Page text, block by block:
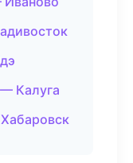
Калуга